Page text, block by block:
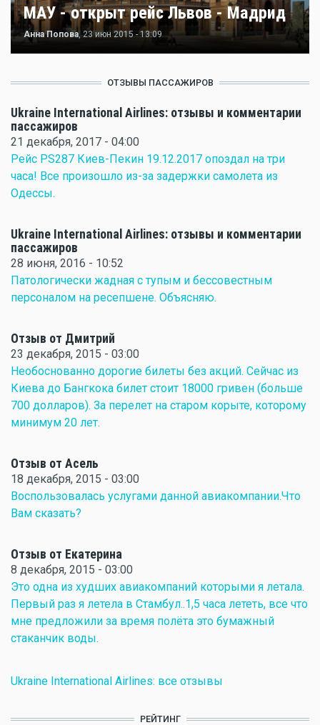
МАУ - открыт рейс Львов - Мадрид
Анна Попова, 23 июн 2015 - 13:09
ОТЗЫВЫ ПАССАЖИРОВ
Ukraine International Airlines: отзывы и комментарии
пассажиров
21 декабря, 2017 - 04:00
Рейс PS287 Киев-Пекин 19.12.2017 опоздал на три
часа! Все произошло из-за задержки самолета из
Одессы.
Ukraine International Airlines: отзывы и комментарии
пассажиров
28 июня, 2016 - 10:52
Патологически жадная с тупым и бессовестным
персоналом на ресепшене. Объясняю.
Отзыв от Дмитрий
23 декабря, 2015 - 03:00
Необоснованно дорогие билеты без акций. Сейчас из
Киева до Бангкока билет стоит 18000 гривен (больше
700 долларов). За перелет на старом корыте, которому
минимум 20 лет.
Отзыв от Асель
18 декабря, 2015 - 03:00
Воспользовалась услугами данной авиакомпании.Что
Вам сказать?
Отзыв от Екатерина
8 декабря, 2015 - 03:00
Это одна из худших авиакомпаний которыми я летала.
Первый раз я летела в Стамбул..1,5 часа лететь, все что
мне предложили за время полёта это бумажный
стаканчик воды.
Ukraine International Airlines: все отзывы
РЕЙТИНГ